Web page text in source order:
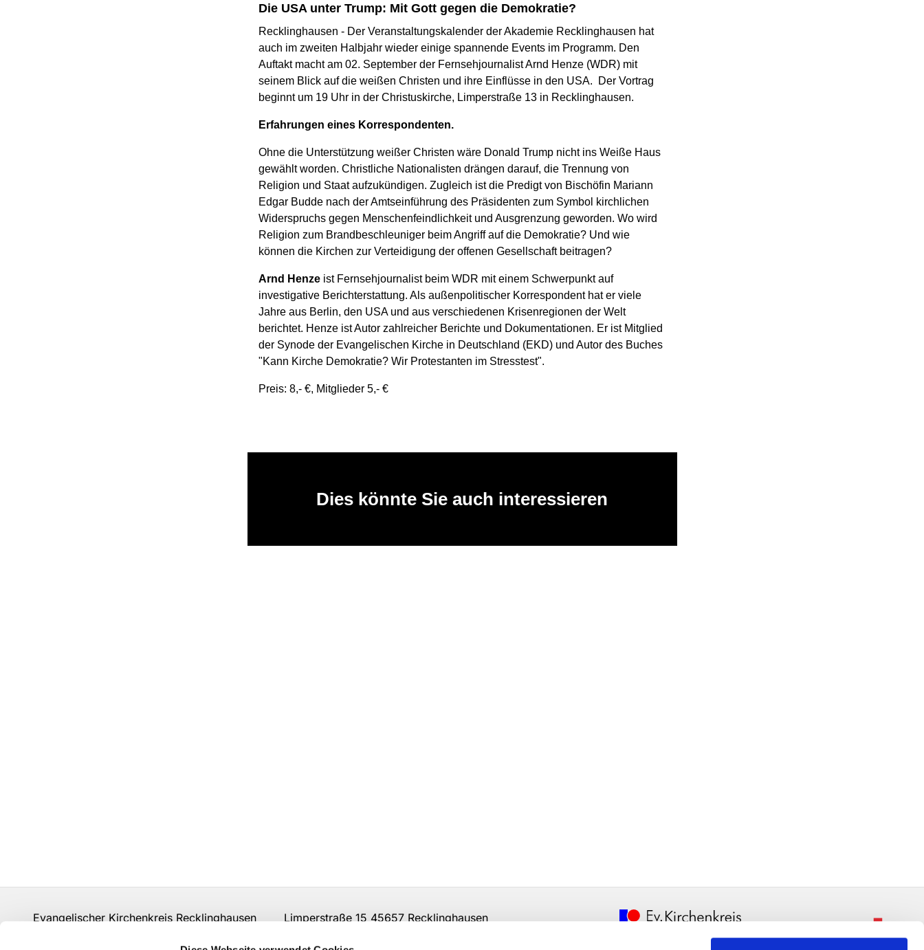
Die USA unter Trump: Mit Gott gegen die Demokratie?
Recklinghausen - Der Veranstaltungskalender der Akademie Recklinghausen hat
auch im zweiten Halbjahr wieder einige spannende Events im Programm. Den
Auftakt macht am 02. September der Fernsehjournalist Arnd Henze (WDR) mit
seinem Blick auf die weißen Christen und ihre Einflüsse in den USA. Der Vortrag
beginnt um 19 Uhr in der Christuskirche, Limperstraße 13 in Recklinghausen.
Erfahrungen eines Korrespondenten.
Ohne die Unterstützung weißer Christen wäre Donald Trump nicht ins Weiße Haus
gewählt worden. Christliche Nationalisten drängen darauf, die Trennung von
Religion und Staat aufzukündigen. Zugleich ist die Predigt von Bischöfin Mariann
Edgar Budde nach der Amtseinführung des Präsidenten zum Symbol kirchlichen
Widerspruchs gegen Menschenfeindlichkeit und Ausgrenzung geworden. Wo wird
Religion zum Brandbeschleuniger beim Angriff auf die Demokratie? Und wie
können die Kirchen zur Verteidigung der offenen Gesellschaft beitragen?
Arnd Henzeist Fernsehjournalist beim WDR mit einem Schwerpunkt auf
investigative Berichterstattung. Als außenpolitischer Korrespondent hat er viele
Jahre aus Berlin, den USA und aus verschiedenen Krisenregionen der Welt
berichtet. Henze ist Autor zahlreicher Berichte und Dokumentationen. Er ist Mitglied
der Synode der Evangelischen Kirche in Deutschland (EKD) und Autor des Buches
"Kann Kirche Demokratie? Wir Protestanten im Stresstest".
Preis: 8,- €, Mitglieder 5,- €
Dies könnte Sie auch interessieren
Evangelischer Kirchenkreis Recklinghausen Limperstraße 15 45657 Recklinghausen